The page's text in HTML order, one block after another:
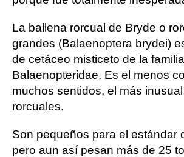
La ballena rorcual de Bryde o
grandes (Balaenoptera brydei)
de cetáceo misticeto de la familia
Balaenopteridae. Es el menos
muchos sentidos, el más
rorcuales.
Son pequeños para el estándar
pero aun así pesan más de 25